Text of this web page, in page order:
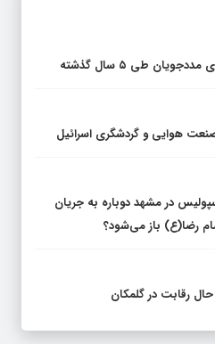
هوایی و گردشگری اسرائیل
در مشهد دوباره به جریان
رضا(ع) باز می‌شود؟